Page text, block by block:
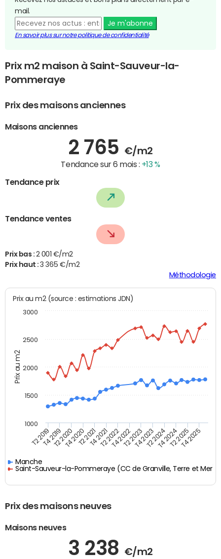
mail.
Je m'abonne
En savoir plus sur notre politique de confidentialité
Prix m2 maison à Saint-Sauveur-la-
Pommeraye
Prix des maisons anciennes
Maisons anciennes
2 765 €/m2
Tendance sur 6 mois : +13 %
Tendance prix
Tendance ventes
Prix bas : 2 001 €/m2
Prix haut :3 365 €/m2
Méthodologie
Prix au m2
Prix au m2 (source : estimations JDN)
Manche
Saint-Sauveur-la-Pommeraye (CC de Granville, Terre et Mer)
T2 2019T4 2019T2 2020T4 2020T2 2021T4 2021T2 2022T4 2022T2 2023T4 2023T2 2024T4 2024T2 2025T4 2025
1000
1500
2000
2500
3000
Prix des maisons neuves
Maisons neuves
3 238 €/m2